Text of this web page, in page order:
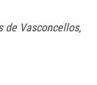
de Vasconcellos,